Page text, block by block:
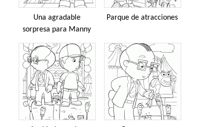
Una agradable
sorpresa para Manny
Parque de atracciones